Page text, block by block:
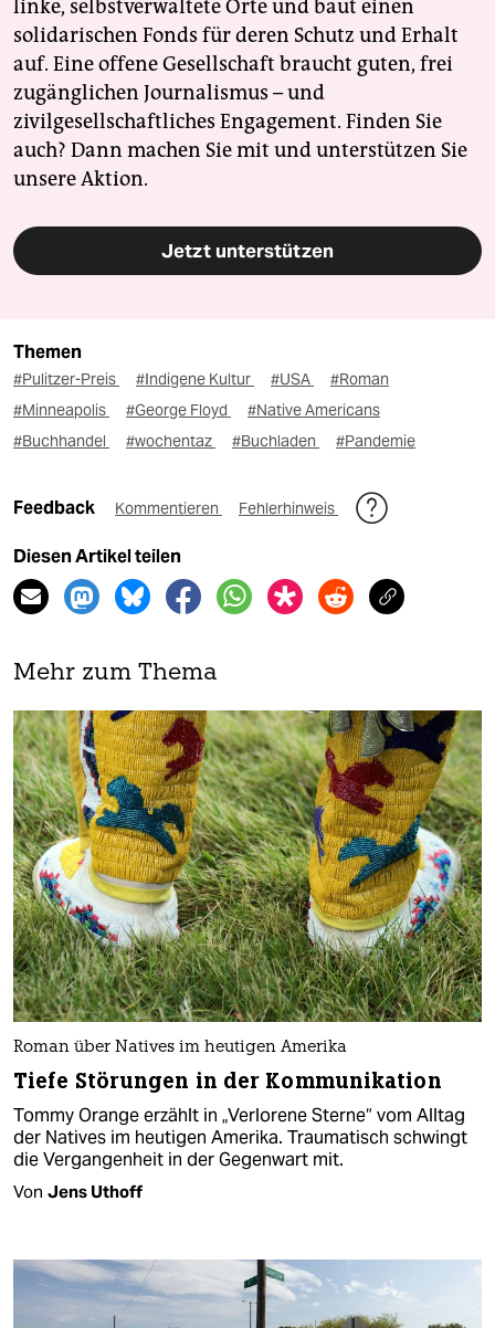
linke, selbstverwaltete Orte und baut einen
solidarischen Fonds für deren Schutz und Erhalt
auf. Eine offene Gesellschaft braucht guten, frei
zugänglichen Journalismus – und
zivilgesellschaftliches Engagement. Finden Sie
auch? Dann machen Sie mit und unterstützen Sie
unsere Aktion.
Jetzt unterstützen
Themen
#Pulitzer-Preis #Indigene Kultur #USA
#Roman
#Minneapolis
#George Floyd
#Native Americans
#Buchhandel
#wochentaz #Buchladen #Pandemie
Feedback Kommentieren Fehlerhinweis
Diesen Artikel teilen
Mehr zum Thema
Roman über Natives im heutigen Amerika
Tiefe Störungen in der Kommunikation
Tommy Orange erzählt in „Verlorene Sterne“ vom Alltag
der Natives im heutigen Amerika. Traumatisch schwingt
die Vergangenheit in der Gegenwart mit.
Von Jens Uthoff